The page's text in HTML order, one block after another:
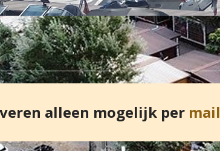
alleen mogelijk per mail